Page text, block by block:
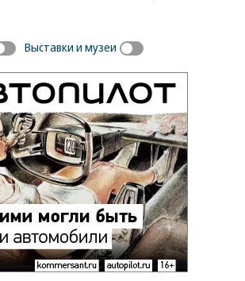
Выставки и музеи